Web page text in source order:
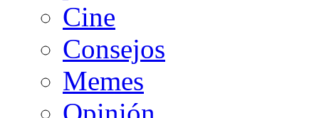
Cine
Consejos
Memes